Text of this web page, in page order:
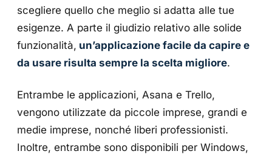
scegliere quello che meglio si adatta alle tue
esigenze. A parte il giudizio relativo alle solide
funzionalità, un’applicazione facile da capire e
da usare risulta sempre la scelta migliore.
Entrambe le applicazioni, Asana e Trello,
vengono utilizzate da piccole imprese, grandi e
medie imprese, nonché liberi professionisti.
Inoltre, entrambe sono disponibili per Windows,